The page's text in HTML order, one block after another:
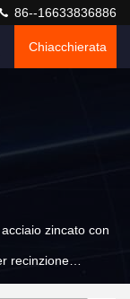
86--16633836886
Chiacchierata
zincato con
recinzione